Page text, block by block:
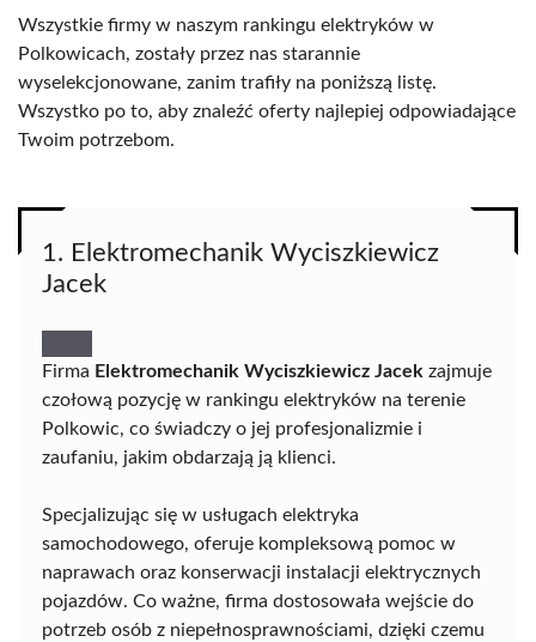
Wszystkie firmy w naszym rankingu elektryków w
Polkowicach, zostały przez nas starannie
wyselekcjonowane, zanim trafiły na poniższą listę.
Wszystko po to, aby znaleźć oferty najlepiej odpowiadające
Twoim potrzebom.
1. Elektromechanik Wyciszkiewicz
Jacek
Firma Elektromechanik Wyciszkiewicz Jacek zajmuje
czołową pozycję w rankingu elektryków na terenie
Polkowic, co świadczy o jej profesjonalizmie i
zaufaniu, jakim obdarzają ją klienci.
Specjalizując się w usługach elektryka
samochodowego, oferuje kompleksową pomoc w
naprawach oraz konserwacji instalacji elektrycznych
pojazdów. Co ważne, firma dostosowała wejście do
potrzeb osób z niepełnosprawnościami, dzięki czemu